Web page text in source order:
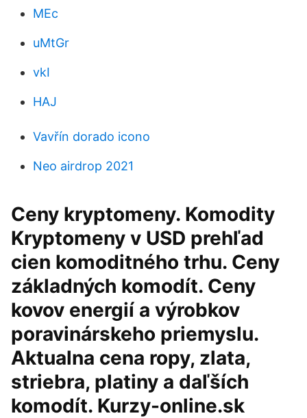
MEc
uMtGr
vkI
HAJ
Vavřín dorado icono
Neo airdrop 2021
Ceny kryptomeny. Komodity
Kryptomeny v USD prehľad
cien komoditného trhu. Ceny
základných komodít. Ceny
kovov energií a výrobkov
poravinárskeho priemyslu.
Aktualna cena ropy, zlata,
striebra, platiny a daľších
komodít. Kurzy-online.sk